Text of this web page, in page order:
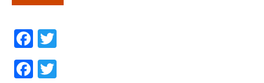
Facebook
Facebook